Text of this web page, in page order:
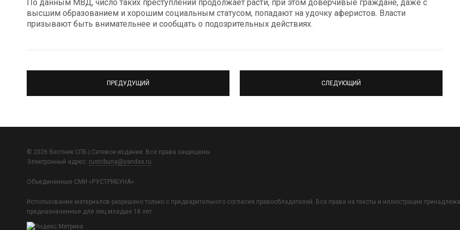
По данным МВД, число таких преступлений продолжает расти, при этом доверчивые граждане, даже с
высшим образованием и хорошим социальным статусом, попадают на удочку аферистов. Власти
призывают быть внимательнее и сообщать о подозрительных действиях.
ПРЕДУДУЩИЙ СЛЕДУЮЩИЙ
© 2026 Вестник СПБ | Сетевое издание. Все права защищены.
Электронный адрес: rustribuna@yandex.ru
Объединенные СМИ «РУСТРИБУНА»
Использование материалов разрешено только с предварительного согласия правообладателей. Все права на тексты и иллюстрации
предназначенные для лиц младше 18 лет.